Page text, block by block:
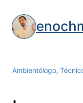
contenido
Ambientólogo,